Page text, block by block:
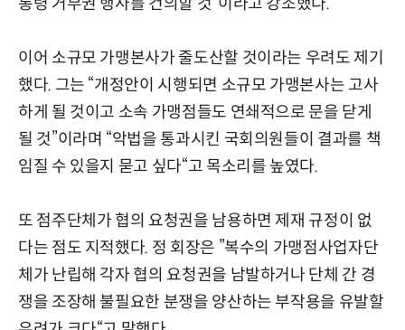
이어 소규모 가맹본사가 줄도산할 것이라는 우려도 제기
했다. 그는 “개정안이 시행되면 소규모 가맹본사는 고사
하게 될 것이고 소속 가맹점들도 연쇄적으로 문을 닫게
될 것”이라며 “악법을 통과시킨 국회의원들이 결과를 책
임질 수 있을지 묻고 싶다“고 목소리를 높였다.
또 점주단체가 협의 요청권을 남용하면 제재 규정이 없
다는 점도 지적했다. 정 회장은 ”복수의 가맹점사업자단
체가 난립해 각자 협의 요청권을 남발하거나 단체 간 경
쟁을 조장해 불필요한 분쟁을 양산하는 부작용을 유발할